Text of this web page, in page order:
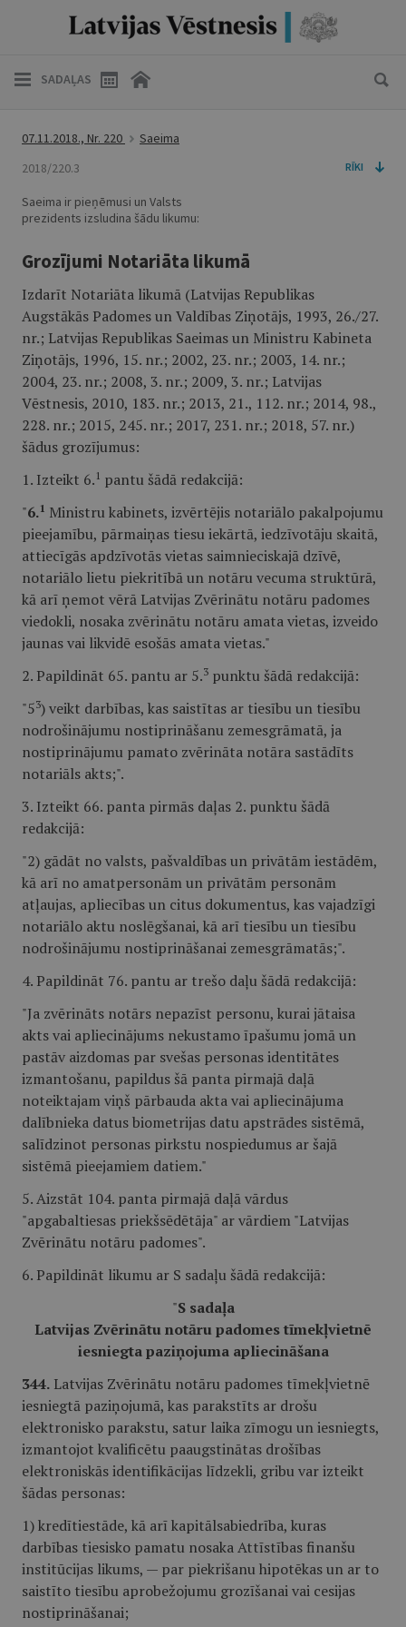
SADAĻAS
07.11.2018., Nr. 220
Saeima
2018/220.3
RĪKI
Saeima ir pieņēmusi un Valsts
prezidents izsludina šādu likumu:
Grozījumi Notariāta likumā
Izdarīt Notariāta likumā (Latvijas Republikas
Augstākās Padomes un Valdības Ziņotājs, 1993, 26./27.
nr.; Latvijas Republikas Saeimas un Ministru Kabineta
Ziņotājs, 1996, 15. nr.; 2002, 23. nr.; 2003, 14. nr.;
2004, 23. nr.; 2008, 3. nr.; 2009, 3. nr.; Latvijas
Vēstnesis, 2010, 183. nr.; 2013, 21., 112. nr.; 2014, 98.,
228. nr.; 2015, 245. nr.; 2017, 231. nr.; 2018, 57. nr.)
šādus grozījumus:
1. Izteikt 6. 1 pantu šādā redakcijā:
"6.1 Ministru kabinets, izvērtējis notariālo pakalpojumu
pieejamību, pārmaiņas tiesu iekārtā, iedzīvotāju skaitā,
attiecīgās apdzīvotās vietas saimnieciskajā dzīvē,
notariālo lietu piekritībā un notāru vecuma struktūrā,
kā arī ņemot vērā Latvijas Zvērinātu notāru padomes
viedokli, nosaka zvērinātu notāru amata vietas, izveido
jaunas vai likvidē esošās amata vietas."
2. Papildināt 65. pantu ar 5.3 punktu šādā redakcijā:
"53) veikt darbības, kas saistītas ar tiesību un tiesību
nodrošinājumu nostiprināšanu zemesgrāmatā, ja
nostiprinājumu pamato zvērināta notāra sastādīts
notariāls akts;".
3. Izteikt 66. panta pirmās daļas 2. punktu šādā
redakcijā:
"2) gādāt no valsts, pašvaldības un privātām iestādēm,
kā arī no amatpersonām un privātām personām
atļaujas, apliecības un citus dokumentus, kas vajadzīgi
notariālo aktu noslēgšanai, kā arī tiesību un tiesību
nodrošinājumu nostiprināšanai zemesgrāmatās;".
4. Papildināt 76. pantu ar trešo daļu šādā redakcijā:
"Ja zvērināts notārs nepazīst personu, kurai jātaisa
akts vai apliecinājums nekustamo īpašumu jomā un
pastāv aizdomas par svešas personas identitātes
izmantošanu, papildus šā panta pirmajā daļā
noteiktajam viņš pārbauda akta vai apliecinājuma
dalībnieka datus biometrijas datu apstrādes sistēmā,
salīdzinot personas pirkstu nospiedumus ar šajā
sistēmā pieejamiem datiem."
5. Aizstāt 104. panta pirmajā daļā vārdus
"apgabaltiesas priekšsēdētāja" ar vārdiem "Latvijas
Zvērinātu notāru padomes".
6. Papildināt likumu ar S sadaļu šādā redakcijā:
"S sadaļa
Latvijas Zvērinātu notāru padomes tīmekļvietnē
iesniegta paziņojuma apliecināšana
344. Latvijas Zvērinātu notāru padomes tīmekļvietnē
iesniegtā paziņojumā, kas parakstīts ar drošu
elektronisko parakstu, satur laika zīmogu un iesniegts,
izmantojot kvalificētu paaugstinātas drošības
elektroniskās identifikācijas līdzekli, gribu var izteikt
šādas personas:
1) kredītiestāde, kā arī kapitālsabiedrība, kuras
darbības tiesisko pamatu nosaka Attīstības finanšu
institūcijas likums, — par piekrišanu hipotēkas un ar to
saistīto tiesību aprobežojumu grozīšanai vai cesijas
nostiprināšanai;